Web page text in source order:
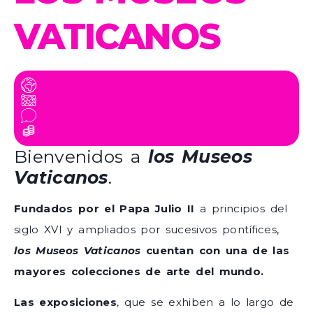
VATICANOS
Bienvenidos a los Museos
Vaticanos.
Fundados por el Papa Julio II a principios del
siglo XVI y ampliados por sucesivos pontífices,
los Museos Vaticanos cuentan con una de las
mayores colecciones de arte del mundo.
Las exposiciones, que se exhiben a lo largo de